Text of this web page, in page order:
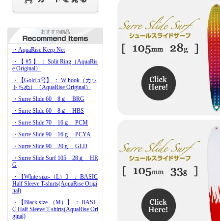
・AquaRise Keep Net
・【 #5 】 ： Split Ring（AquaRis
e Original）
・【Gold 5号】 ： W-hook（カッ
トちぬ）（AquaRise Original）
・Surre Slide 60 8ｇ BRG
・Surre Slide 60 8ｇ HBS
・Surre Slide 70 16ｇ PCM
・Surre Slide 90 16ｇ PCYA
・Surre Slide 90 20ｇ GLD
・Surre Slide Surf 105 28ｇ HR
G
・【White size-（L）】 ： BASIC
Half Sleeve T-shirts(AquaRise Origi
nal)
・【Black size-（M）】 ： BASI
C Half Sleeve T-shirts(AquaRise Ori
ginal)